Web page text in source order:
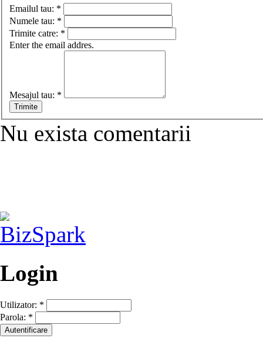
Emailul tau: *
Numele tau: *
Trimite catre: *
Enter the email addres.
Mesajul tau: *
Nu exista comentarii
Login
Utilizator: *
Parola: *